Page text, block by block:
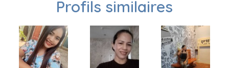
Profils similaires